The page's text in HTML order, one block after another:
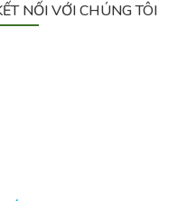
NỐI VỚI CHÚNG TÔI